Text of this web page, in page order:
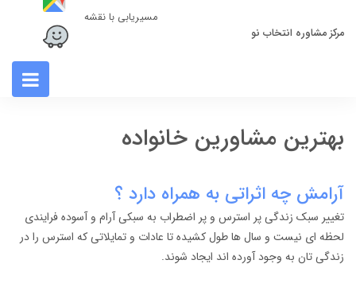
مرکز مشاوره انتخاب نو
مسیریابی با نقشه
بهترین مشاورین خانواده
آرامش چه اثراتی به همراه دارد ؟
تغییر سبک زندگی پر استرس و پر اضطراب به سبکی آرام و آسوده فرایندی
لحظه ای نیست و سال ها طول کشیده تا عادات و تمایلاتی که استرس را در
زندگی تان به وجود آورده اند ایجاد شوند.